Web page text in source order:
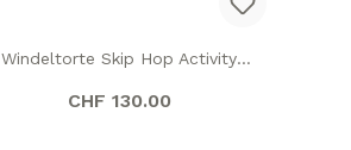
Windeltorte Skip Hop Activity
Regulärer Preis:
CHF 130.00